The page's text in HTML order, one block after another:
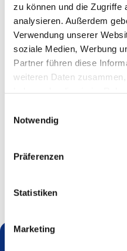
zu können und die Zugriffe
analysieren. Außerdem
Verwendung unserer
soziale Medien, Werbung
Partner führen diese
weiteren Daten
Notwendig
Präferenzen
Statistiken
Marketing